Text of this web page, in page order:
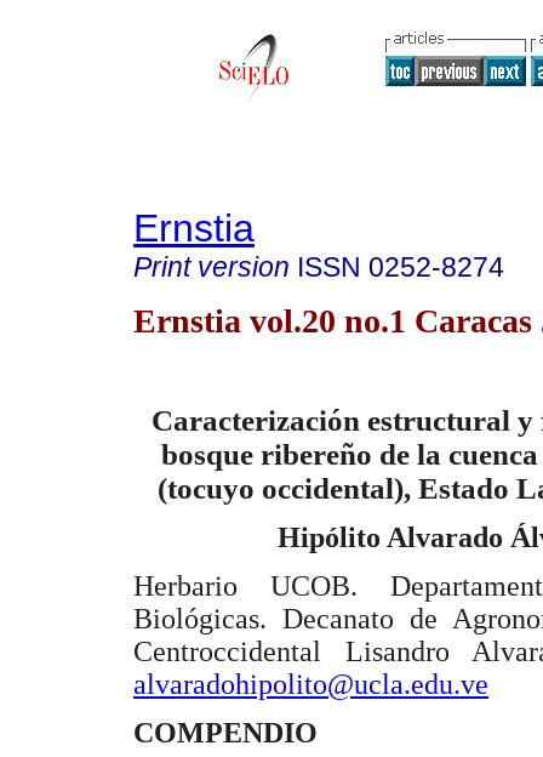
Ernstia
Print version ISSN 0252-8274
Ernstia vol.20 no.1 Caracas
Caracterización estructural y
bosque ribereño de la
(tocuyo occidental), Estado
Hipólito Alvarado
Herbario UCOB.
Biológicas. Decanato de
Centroccidental Lisandro
alvaradohipolito@ucla.edu.ve
COMPENDIO